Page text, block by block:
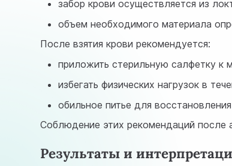
забор крови осуществляется из
объем необходимого материала
После взятия крови рекомендуется:
приложить стерильную салфетку к
избегать физических нагрузок в
обильное питье для
Соблюдение этих рекомендаций после
Результаты и